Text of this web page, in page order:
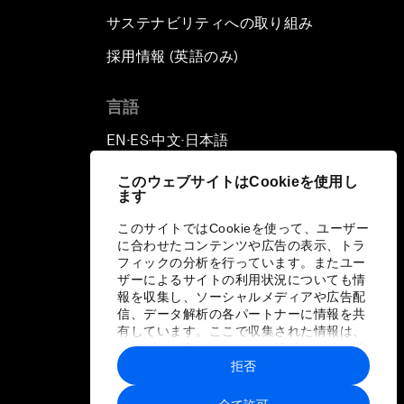
このウェブサイトはCookieを使用し
ます
このサイトではCookieを使って、ユーザー
に合わせたコンテンツや広告の表示、トラ
フィックの分析を行っています。またユー
ザーによるサイトの利用状況についても情
報を収集し、ソーシャルメディアや広告配
信、データ解析の各パートナーに情報を共
有しています。ここで収集された情報は、
ユーザーが各パートナーに提供した他の情
報や各パートナーのサービスを使用した際
に収集された情報と組み合わされ、各パー
トナーによって使用されることがありま
拒否
サステナビリティへの取り組み
採用情報 (英語のみ)
言語
EN ▪ ES▪中文▪ 日本語